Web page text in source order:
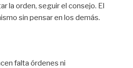
la orden, seguir el consejo. El
sin pensar en los demás.
falta órdenes ni